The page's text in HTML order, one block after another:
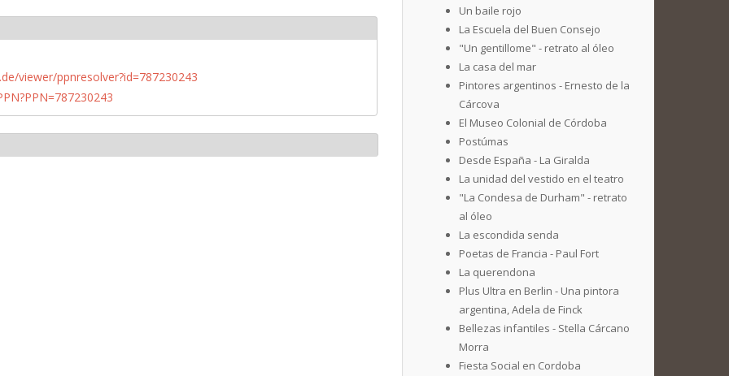
viewer/ppnresolver?id=787230243
Un baile rojo
La Escuela del Buen Consejo
"Un gentillome" - retrato al óleo
La casa del mar
Pintores argentinos - Ernesto de la
Cárcova
El Museo Colonial de Córdoba
Postúmas
Desde España - La Giralda
La unidad del vestido en el teatro
"La Condesa de Durham" - retrato
al óleo
La escondida senda
Poetas de Francia - Paul Fort
La querendona
Plus Ultra en Berlin - Una pintora
argentina, Adela de Finck
Bellezas infantiles - Stella Cárcano
Morra
Fiesta Social en Cordoba